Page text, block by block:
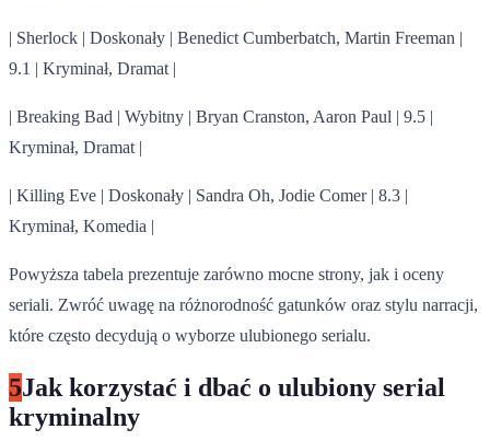
| Sherlock | Doskonały | Benedict Cumberbatch, Martin Freeman |
9.1 | Kryminał, Dramat |
| Breaking Bad | Wybitny | Bryan Cranston, Aaron Paul | 9.5 |
Kryminał, Dramat |
| Killing Eve | Doskonały | Sandra Oh, Jodie Comer | 8.3 |
Kryminał, Komedia |
Powyższa tabela prezentuje zarówno mocne strony, jak i oceny
seriali. Zwróć uwagę na różnorodność gatunków oraz stylu narracji,
które często decydują o wyborze ulubionego serialu.
5Jak korzystać i dbać o ulubiony serial
kryminalny